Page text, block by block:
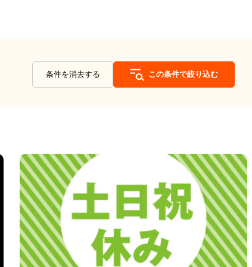
条件を消去する この条件で絞り込む